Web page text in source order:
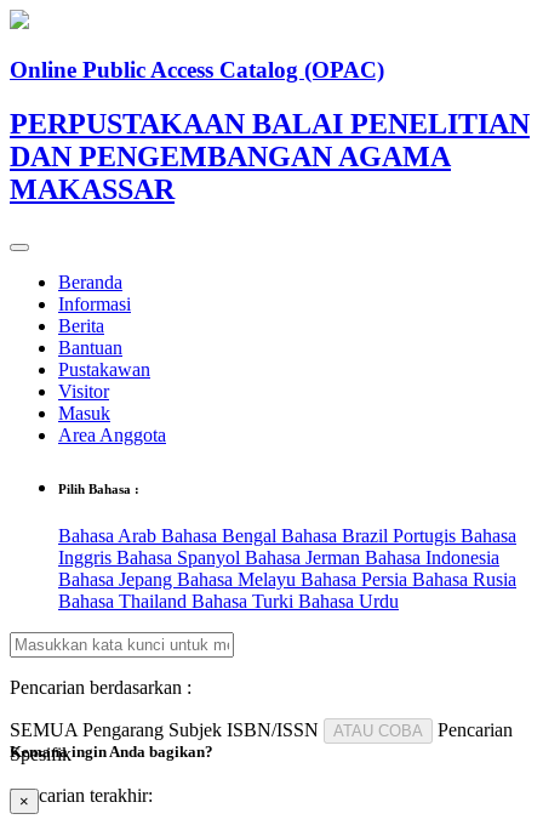
Online Public Access Catalog (OPAC)
PERPUSTAKAAN BALAI PENELITIAN
DAN PENGEMBANGAN AGAMA
MAKASSAR
Beranda
Informasi
Berita
Bantuan
Pustakawan
Visitor
Masuk
Area Anggota
Pilih Bahasa :
Bahasa Arab Bahasa Bengal Bahasa Brazil Portugis Bahasa
Inggris Bahasa Spanyol Bahasa Jerman Bahasa Indonesia
Bahasa Jepang Bahasa Melayu Bahasa Persia Bahasa Rusia
Bahasa Thailand Bahasa Turki Bahasa Urdu
Pencarian berdasarkan :
SEMUA Pengarang Subjek ISBN/ISSN ATAU COBA
Pencarian
Spesifik
Pencarian terakhir:
Kemana ingin Anda bagikan?
×